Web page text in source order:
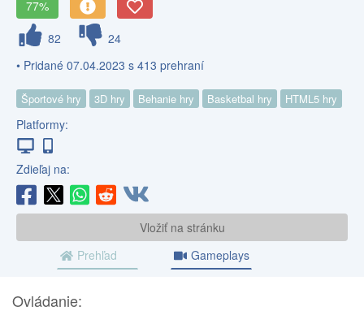
77%
82
24
• Pridané 07.04.2023 s 413 prehraní
Športové hry 3D hry Behanie hry Basketbal hry HTML5 hry
Platformy:
Zdieľaj na:
Vložiť na stránku
Prehľad
Gameplays
Ovládanie: